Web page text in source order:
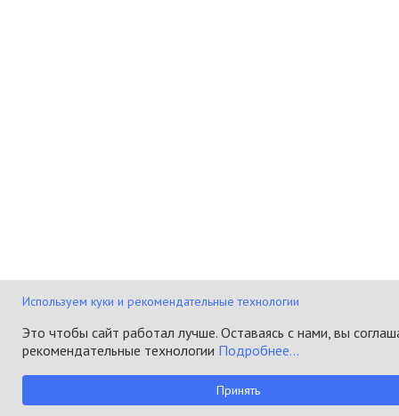
Используем куки и рекомендательные технологии
Это чтобы сайт работал лучше. Оставаясь с нами, вы
рекомендательные технологии Подробнее...
Принять